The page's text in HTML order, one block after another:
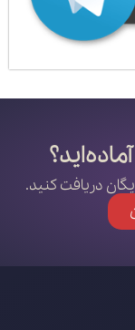
دریافت کنید.